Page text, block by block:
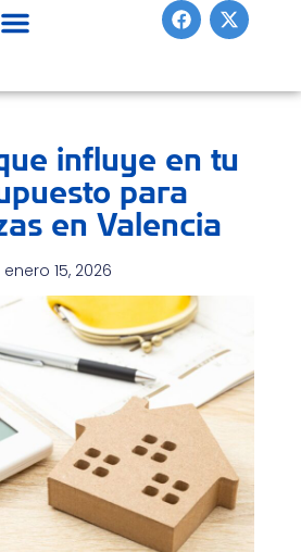
F
a
b
X
-
i
r
influye en tu
para
en Valencia
enero 15, 2026